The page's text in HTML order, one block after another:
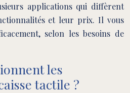
applications qui diffèrent
et leur prix. Il vous
selon les besoins de
les
tactile ?